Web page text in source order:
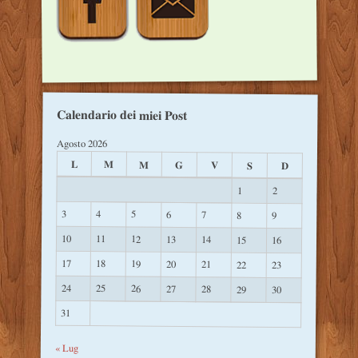
Calendario dei miei Post
Agosto 2026
L M M G V S D
1
2
3
4 5 6 7 8 9
10 11 12 13 14 15
16
17
18 19 20 21 22
23
24
25 26 27 28 29
30
31
« Lug